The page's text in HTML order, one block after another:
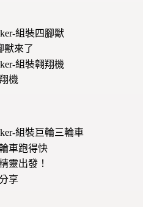
組裝四腳獸
獸來了
組裝翱翔機
機
組裝巨輪三輪車
車跑得快
靈出發！
享